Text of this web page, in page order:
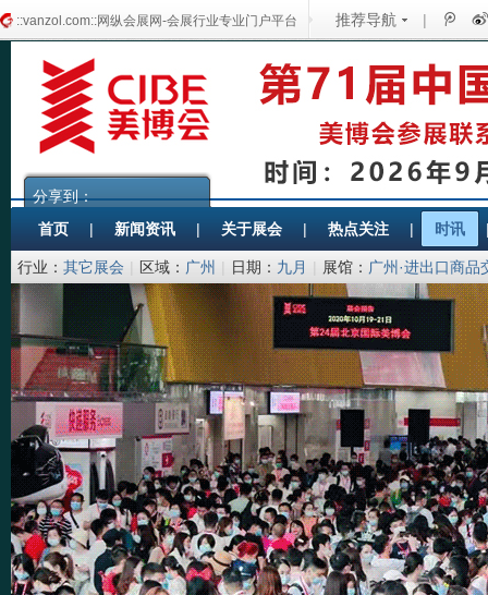
::vanzol.com::网纵会展网-会展行业专业门户平台 推荐导航 |
分享到：
首页
| 新闻资讯 | 关于展会 | 热点关注 | 时讯
行业： 其它展会 | 区域： 广州 | 日期： 九月 | 展馆： 广州·进出口商品
协会